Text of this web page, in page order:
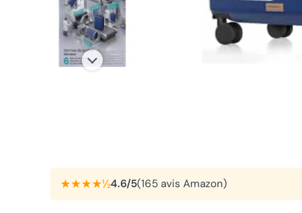
★★★★½4.6/5(165 avis Amazon)